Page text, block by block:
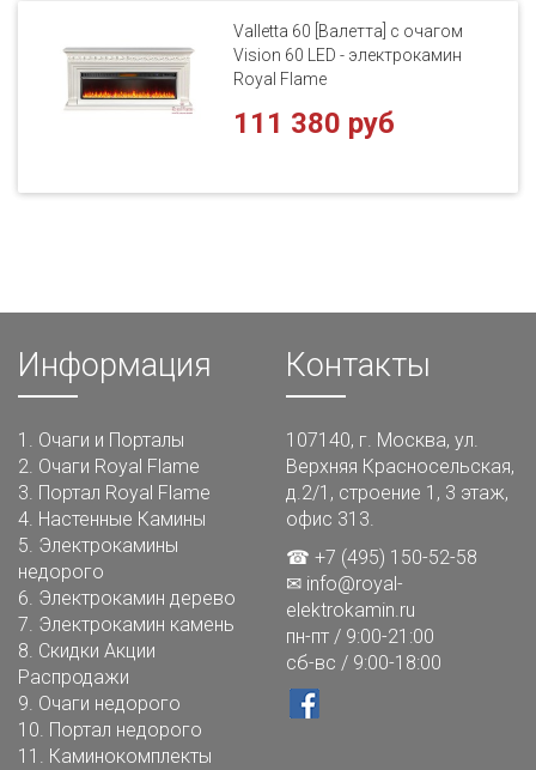
Valletta 60 [Валетта] с очагом
Vision 60 LED - электрокамин
Royal Flame
111 380 руб
Информация
1. Очаги и Порталы
2. Очаги Royal Flame
3. Портал Royal Flame
4. Настенные Камины
5. Электрокамины
недорого
6. Электрокамин дерево
7. Электрокамин камень
8. Скидки Акции
Распродажи
9. Очаги недорого
10. Портал недорого
11. Каминокомплекты
Контакты
107140, г. Москва, ул.
Верхняя Красносельская,
д.2/1, строение 1, 3 этаж,
офис 313.
☎ +7 (495) 150-52-58
✉ info@royal-
elektrokamin.ru
пн-пт / 9:00-21:00
сб-вс / 9:00-18:00